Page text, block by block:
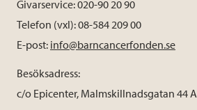
Givarservice: 020-90 20 90
Telefon (vxl): 08-584 209 00
E-post: info@barncancerfonden.se
Besöksadress:
c/o Epicenter, Malmskillnadsgatan 44 A